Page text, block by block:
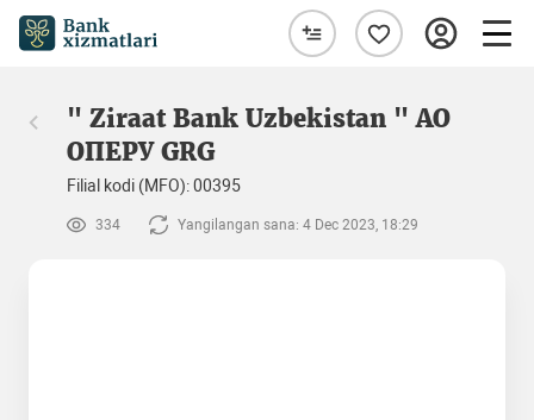
" Ziraat Bank Uzbekistan " AO
ОПЕРУ GRG
Filial kodi (MFO): 00395
334 Yangilangan sana: 4 Dec 2023, 18:29